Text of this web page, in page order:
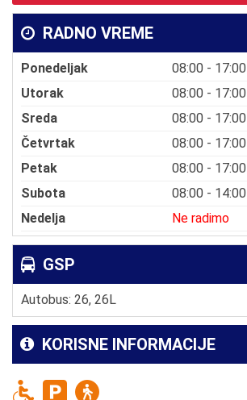
RADNO VREME
Ponedeljak
08:00 - 17:00
Utorak
08:00 - 17:00
Sreda
08:00 - 17:00
Četvrtak
08:00 - 17:00
Petak
08:00 - 17:00
Subota
08:00 - 14:00
Nedelja
Ne radimo
GSP
Autobus: 26, 26L
KORISNE INFORMACIJE